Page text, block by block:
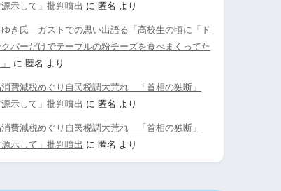
源示して」批判噴出 に 匿名 より
ゆき氏 ガストでの思い出語る「高校生の頃に「ド
クバーだけでテーブルの粉チーズを食べまくってた
に 匿名 より
費減税めぐり自民税調大荒れ 「首相の独断」
源示して」批判噴出 に 匿名 より
費減税めぐり自民税調大荒れ 「首相の独断」
源示して」批判噴出 に 匿名 より